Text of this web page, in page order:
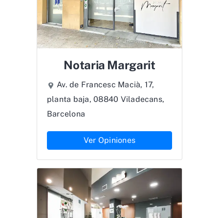
Notaria Margarit
Av. de Francesc Macià, 17,
planta baja, 08840 Viladecans,
Barcelona
Ver Opiniones